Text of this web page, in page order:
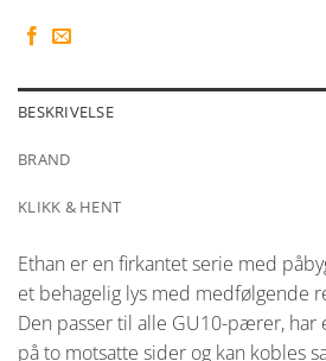
BESKRIVELSE
BRAND
KLIKK & HENT
Ethan er en firkantet serie med
et behagelig lys med medfølgende
Den passer til alle GU10-pærer, har
på to motsatte sider og kan kobles